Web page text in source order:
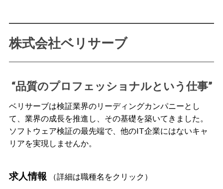
株式会社ベリサーブ
“品質のプロフェッショナルという仕事”
ベリサーブは検証業界のリーディングカンパニーとし
て、業界の成長を推進し、その基礎を築いてきました。
ソフトウェア検証の最先端で、他のIT企業にはないキャ
リアを実現しませんか。
求人情報 （詳細は職種名をクリック）